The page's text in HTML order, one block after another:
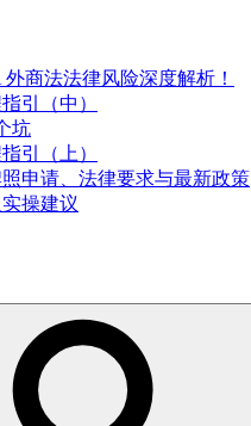
商法法律风险深度解析！
引（中）
坑
引（上）
申请、法律要求与最新政策
操建议